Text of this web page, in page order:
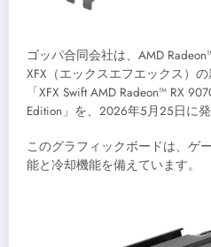
ゴッパ合同会社は、AMD
XFX（エックスエフエックス）
「XFX Swift AMD Radeon™ RX
Edition」を、2026年5月25日に発
このグラフィックボードは、ゲ
能と冷却機能を備えています。